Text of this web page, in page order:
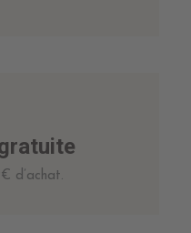
d’achat.